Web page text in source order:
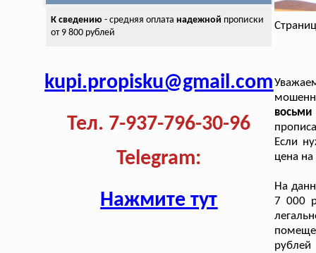
К сведению - средняя оплата надежной прописки
от 9 800 рублей
kupi.propisku@gmail.com
Тел. 7-937-796-30-96
Telegram:
Нажмите тут
Если
цена на
На
7 000
рублей